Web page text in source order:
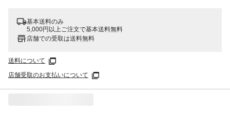
基本送料のみ
5,000円以上ご注文で基本送料無料
店舗での受取は送料無料
送料について
店舗受取のお支払いについて